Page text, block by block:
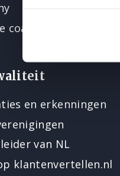
coaches
en erkenningen
van NL
klantenvertellen.nl